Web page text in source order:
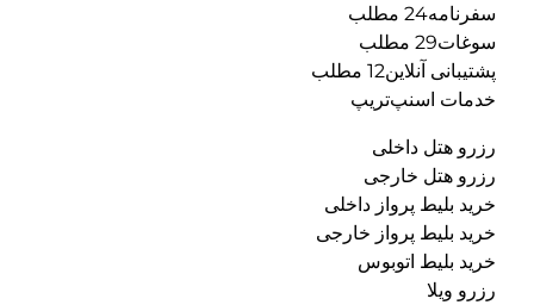
سفرنامه24 مطلب
سوغات29 مطلب
پشتیبانی آنلاین12 مطلب
خدمات اسنپ‌تریپ
رزرو هتل داخلی
رزرو هتل خارجی
خرید بلیط پرواز داخلی
خرید بلیط پرواز خارجی
خرید بلیط اتوبوس
رزرو ویلا